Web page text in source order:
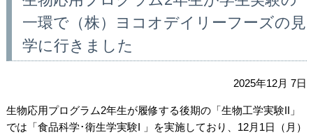
一環で（株）ヨコオデイリーフーズの見
学に行きました
2025年12月 7日
生物応用プログラム2年生が履修する後期の「生物工学実験II」
では「食品科学･衛生学実験I 」を実施しており、12月1日（月）